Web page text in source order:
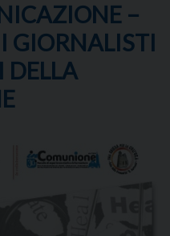
–
GIORNALISTI
DELLA